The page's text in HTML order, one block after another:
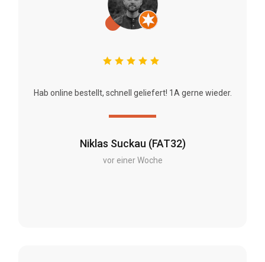
Niklas Suckau (FAT32)
vor einer Woche
Hab online bestellt, schnell geliefert! 1A gerne wieder.